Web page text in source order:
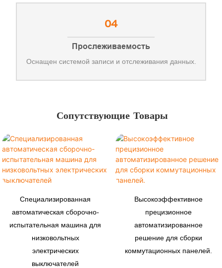
04
Прослеживаемость
Оснащен системой записи и отслеживания данных.
Сопутствующие Товары
Специализированная
автоматическая сборочно-
испытательная машина для
низковольтных
электрических
выключателей
Высокоэффективное
прецизионное
автоматизированное
решение для сборки
коммутационных панелей.